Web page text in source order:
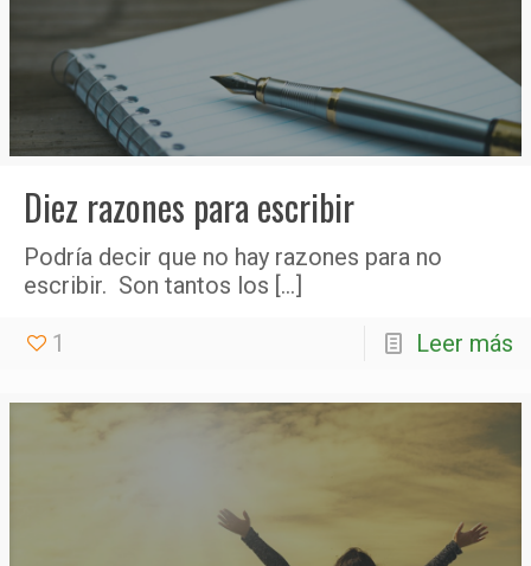
Diez razones para escribir
Podría decir que no hay razones para no
escribir. Son tantos los […]
1 Leer más